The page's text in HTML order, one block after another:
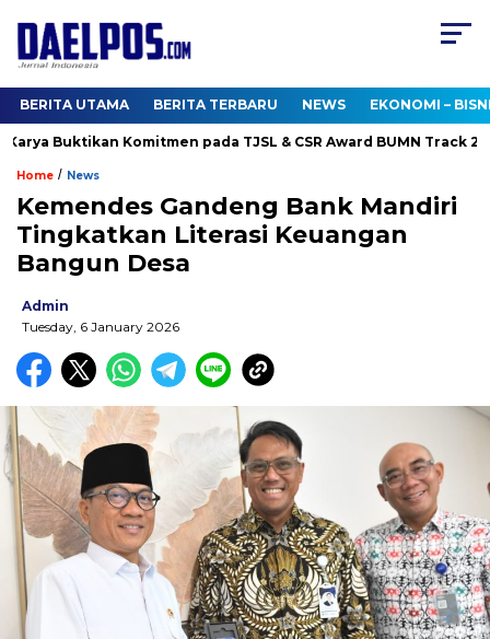
BERITA UTAMA BERITA TERBARU NEWS EKONOMI –
Buktikan Komitmen pada TJSL & CSR Award BUMN Track 2026
Home / News
Kemendes Gandeng Bank Mandiri
Tingkatkan Literasi Keuangan
Bangun Desa
Admin
Tuesday, 6 January 2026